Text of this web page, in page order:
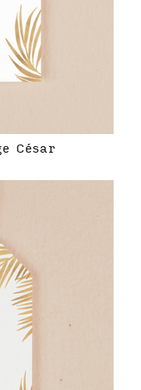
César